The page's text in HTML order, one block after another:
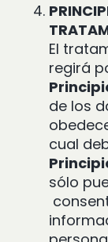
El
regirá
de los
cual
sólo